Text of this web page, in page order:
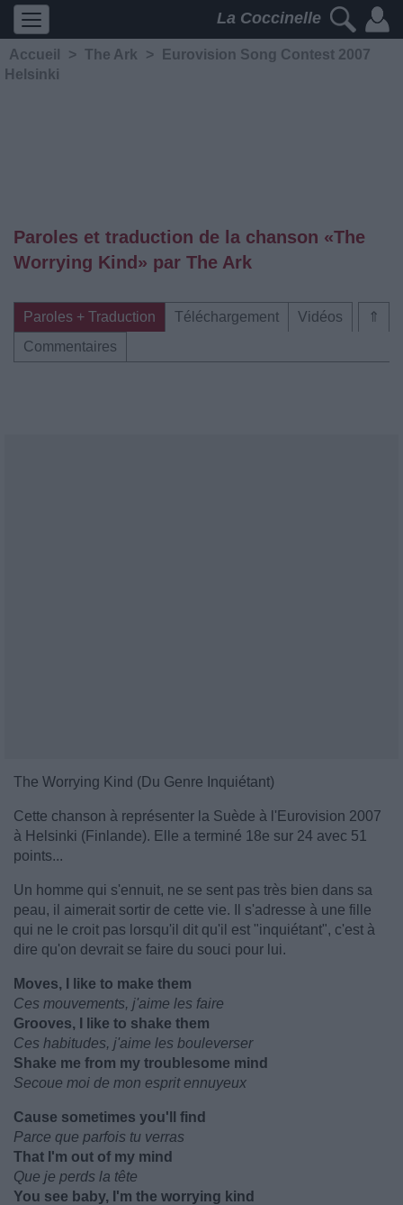
La Coccinelle
Accueil > The Ark >
Eurovision Song Contest 2007
Helsinki
Paroles et traduction de la chanson «The
Worrying Kind» par The Ark
⇑
Paroles + Traduction Téléchargement
Vidéos
Commentaires
The Worrying Kind (Du Genre Inquiétant)
Cette chanson à représenter la Suède à l'Eurovision 2007
à Helsinki (Finlande). Elle a terminé 18e sur 24 avec 51
points...
Un homme qui s'ennuit, ne se sent pas très bien dans sa
peau, il aimerait sortir de cette vie. Il s'adresse à une fille
qui ne le croit pas lorsqu'il dit qu'il est "inquiétant", c'est à
dire qu'on devrait se faire du souci pour lui.
Moves, I like to make them
Ces mouvements, j'aime les faire
Grooves, I like to shake them
Ces habitudes, j'aime les bouleverser
Shake me from my troublesome mind
Secoue moi de mon esprit ennuyeux
Cause sometimes you'll find
Parce que parfois tu verras
That I'm out of my mind
Que je perds la tête
You see baby, I'm the worrying kind